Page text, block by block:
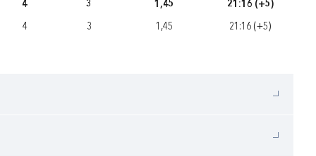
4 3 1,45 21:16 (+5)
4 3 1,45 21:16 (+5)